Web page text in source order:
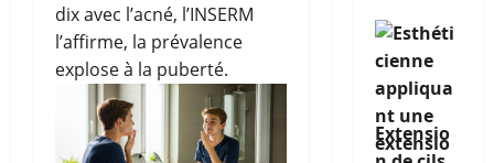
dix avec l’acné, l’INSERM
l’affirme, la prévalence
explose à la puberté.
Extensio